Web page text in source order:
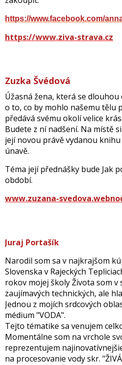
https://www.facebook.com/
https://www.ziva-strava.cz
Zuzka Švédová
Úžasná žena, která se
o to, co by mohlo našemu tělu
předává svému okolí velice
Budete z ní nadšení. Na místě
její novou právě vydanou
únavě.
Téma její přednášky bude Jak
období.
www.zuzana-
Juraj Portašík
Narodil som sa v najkrajšom
Slovenska v Rajeckých
rokov mojej školy Života som
zaujímavých technických, ale
Jednou z mojích srdcových
médium "VODA".
Tejto tématike sa venujem
Momentálne som na vrchole
reprezentujem
na procesovanie vody skr.